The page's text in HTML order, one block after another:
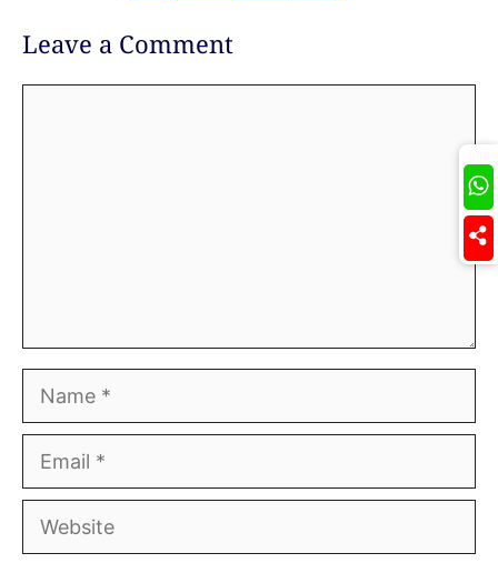
Leave a Comment
Name
Email
Website